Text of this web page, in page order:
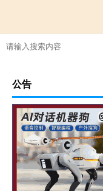
公告